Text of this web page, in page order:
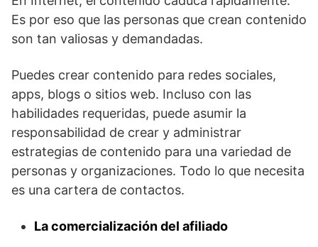
Es por eso que las personas que crean contenido
son tan valiosas y demandadas.
Puedes crear contenido para redes sociales,
apps, blogs o sitios web. Incluso con las
habilidades requeridas, puede asumir la
responsabilidad de crear y administrar
estrategias de contenido para una variedad de
personas y organizaciones. Todo lo que necesita
es una cartera de contactos.
La comercialización del afiliado